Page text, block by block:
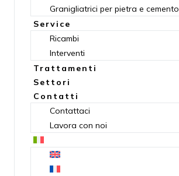
Granigliatrici per pietra e cemento
Service
Ricambi
Interventi
Trattamenti
Settori
Contatti
Contattaci
Lavora con noi